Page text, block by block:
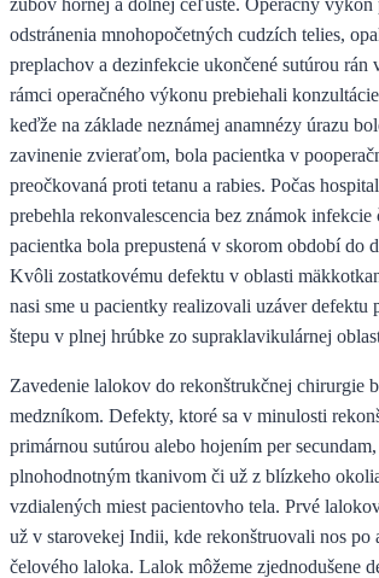
odstránenia mnohopočetných cudzích telies,
preplachov a dezinfekcie ukončené sutúrou rán
rámci operačného výkonu prebiehali
keďže na základe neznámej anamnézy úrazu
zavinenie zvieraťom, bola pacientka v
preočkovaná proti tetanu a rabies. Počas
prebehla rekonvalescencia bez známok infekcie
pacientka bola prepustená v skorom období do
Kvôli zostatkovému defektu v oblasti
nasi sme u pacientky realizovali uzáver defektu
štepu v plnej hrúbke zo supraklavikulárnej
Zavedenie lalokov do rekonštrukčnej chirurgie
medzníkom. Defekty, ktoré sa v minulosti
primárnou sutúrou alebo hojením per
plnohodnotným tkanivom či už z blízkeho
vzdialených miest pacientovho tela. Prvé
už v starovekej Indii, kde rekonštruovali nos po
čelového laloka. Lalok môžeme zjednodušene